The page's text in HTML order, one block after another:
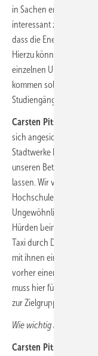
in Sachen erneuerbare
interessant zu machen.
dass die
Hierzu können vielleicht
einzelnen
kommen sollten.
Studiengänge für ihre
Carsten Pitschke:
sich angesichts
Stadtwerke können an
unseren Betriebshof
lassen. Wir veranstalten
Hochschulen vor Ort
Ungewöhnliche
Hürden beim
Taxi durch Düsseldorf,
mit ihnen ein lockeres
vorher einer
muss hier für sich
zur Zielgruppe passt.
Wie wichtig ist es für
Carsten Pitschke: